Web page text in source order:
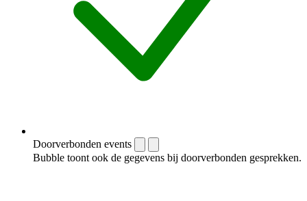
Doorverbonden events
Bubble toont ook de gegevens bij doorverbonden gesprekken.